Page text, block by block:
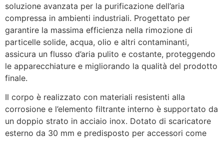
soluzione avanzata per la purificazione dell’aria
compressa in ambienti industriali. Progettato per
garantire la massima efficienza nella rimozione di
particelle solide, acqua, olio e altri contaminanti,
assicura un flusso d’aria pulito e costante, proteggendo
le apparecchiature e migliorando la qualità del prodotto
finale.
Il corpo è realizzato con materiali resistenti alla
corrosione e l’elemento filtrante interno è supportato da
un doppio strato in acciaio inox. Dotato di scaricatore
esterno da 30 mm e predisposto per accessori come